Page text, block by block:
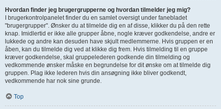
Hvordan finder jeg brugergrupperne og hvordan tilmelder jeg mig?
I brugerkontrolpanelet finder du en samlet oversigt under fanebladet
"brugergrupper". Ønsker du at tilmelde dig en af disse, klikker du på den rette
knap. Imidlertid er ikke alle grupper åbne, nogle kræver godkendelse, andre er
lukkede og andre kan desuden have skjult medlemmerne. Hvis gruppen er en
åben, kan du tilmelde dig ved at klikke dig frem. Hvis tilmelding til en gruppe
kræver godkendelse, skal gruppelederen godkende din tilmelding og
vedkommende ønsker måske en begrundelse for dit ønske om at tilmelde dig
gruppen. Plag ikke lederen hvis din ansøgning ikke bliver godkendt,
vedkommende har nok sine grunde.
Top